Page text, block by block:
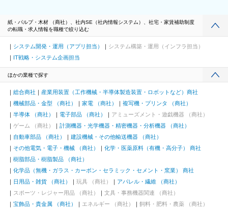
紙・パルプ・木材 （商社）、社内SE（社内情報システム）、社宅・家賃補助制度
の転職・求人情報を職種で絞り込む
システム開発・運用（アプリ担当）
システム構築・運用（インフラ担当）
IT戦略・システム企画担当
ほかの業種で探す
総合商社
産業用装置（工作機械・半導体製造装置・ロボットなど）商社
機械部品・金型 （商社）
家電 （商社）
複写機・プリンタ （商社）
半導体 （商社）
電子部品 （商社）
アミューズメント・遊戯機器 （商社）
ゲーム （商社）
計測機器・光学機器・精密機器・分析機器 （商社）
自動車部品 （商社）
建設機械・その他輸送機器 （商社）
その他電気・電子・機械 （商社）
化学・医薬原料（有機・高分子） 商社
樹脂部品・樹脂製品 （商社）
化学品（無機・ガラス・カーボン・セラミック・セメント・窯業） 商社
日用品・雑貨 （商社）
玩具 （商社）
アパレル・繊維 （商社）
スポーツ・レジャー用品 （商社）
文具・事務機器関連 （商社）
宝飾品・貴金属 （商社）
エネルギー （商社）
飼料・肥料・農薬 （商社）